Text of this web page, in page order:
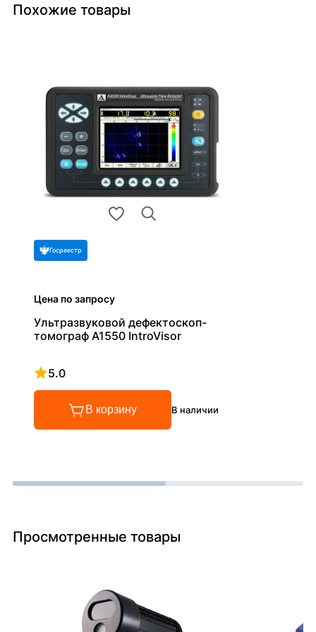
Похожие товары
Госреестр
Цена по запросу
Ультразвуковой дефектоскоп-
томограф А1550 IntroVisor
5.0
Рейтинг 5 из 5
В корзину В наличии
Просмотренные товары